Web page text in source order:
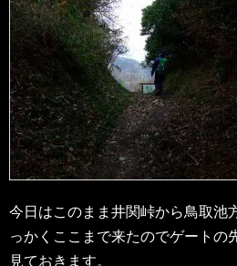
今日はこのまま井関峠から鳥取池
っかくここまで来たのでゲートの
見ておきます。